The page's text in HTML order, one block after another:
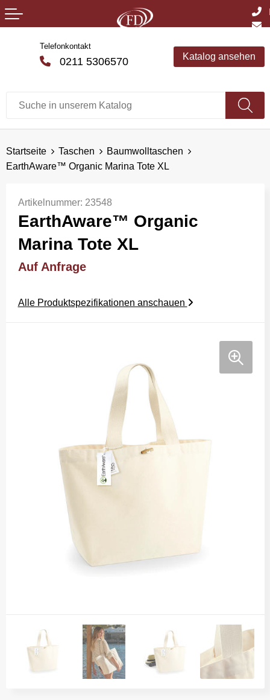
Telefonkontakt
0211 5306570 Katalog ansehen
Startseite Taschen
Baumwolltaschen
EarthAware™ Organic Marina Tote XL
Artikelnummer: 23548
EarthAware™ Organic
Marina Tote XL
Auf Anfrage
Alle Produktspezifikationen anschauen